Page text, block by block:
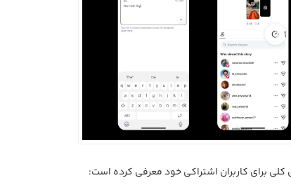
برای کاربران اشتراکی خود معرفی کرده است: